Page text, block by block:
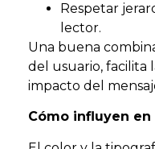
Respetar
lector.
Una buena
del usuario, facilita
impacto del
Cómo influyen